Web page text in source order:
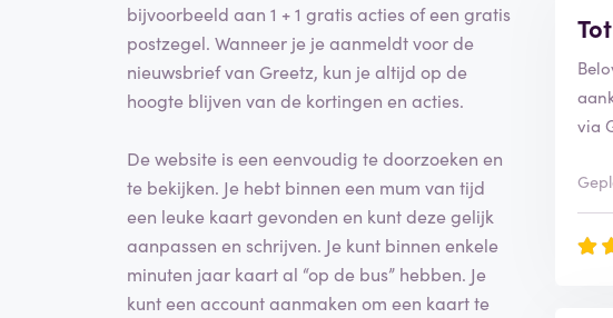
bijvoorbeeld aan 1 + 1 gratis acties of een gratis
postzegel. Wanneer je je aanmeldt voor de
nieuwsbrief van Greetz, kun je altijd op de
hoogte blijven van de kortingen en acties.
De website is een eenvoudig te doorzoeken en
te bekijken. Je hebt binnen een mum van tijd
een leuke kaart gevonden en kunt deze gelijk
aanpassen en schrijven. Je kunt binnen enkele
minuten jaar kaart al “op de bus” hebben. Je
kunt een account aanmaken om een kaart te
via